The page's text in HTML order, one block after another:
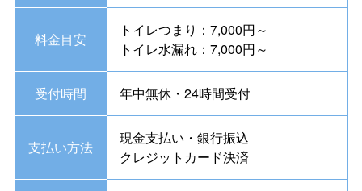
料金目安
トイレつまり：7,000円～
トイレ水漏れ：7,000円～
受付時間 年中無休・24時間受付
支払い方法
現金支払い・銀行振込
クレジットカード決済